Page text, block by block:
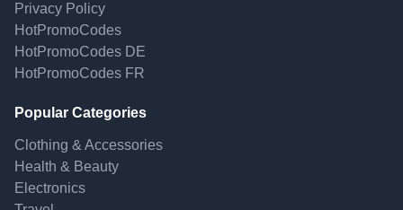
Privacy Policy
HotPromoCodes
HotPromoCodes DE
HotPromoCodes FR
Popular Categories
Clothing & Accessories
Health & Beauty
Electronics